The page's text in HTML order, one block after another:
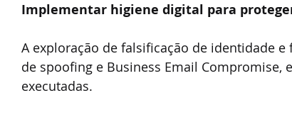
Implementar higiene digital para
A exploração de falsificação de identidade
de spoofing e Business Email Compromise,
executadas.